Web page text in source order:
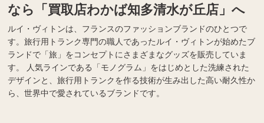
なら「買取店わかば知多清水が丘店」へ
ルイ・ヴィトンは、フランスのファッションブランドのひとつで
す。旅行用トランク専門の職人であったルイ・ヴィトンが始めたブ
ランドで「旅」をコンセプトにさまざまなグッズを販売していま
す。 人気ラインである「モノグラム」をはじめとした洗練された
デザインと、旅行用トランクを作る技術が生み出した高い耐久性か
ら、世界中で愛されているブランドです。